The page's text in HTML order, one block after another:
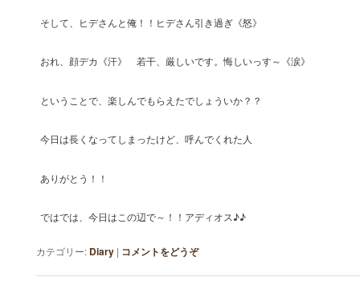
そして、ヒデさんと俺！！ヒデさん引き過ぎ《怒》
おれ、顔デカ《汗》 若干、厳しいです。悔しいっす～《涙》
ということで、楽しんでもらえたでしょういか？？
今日は長くなってしまったけど、呼んでくれた人
ありがとう！！
ではでは、今日はこの辺で～！！アディオス♪♪
カテゴリー: Diary | コメントをどうぞ